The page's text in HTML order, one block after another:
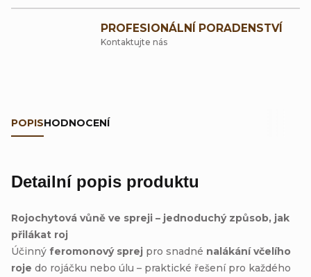
PROFESIONÁLNÍ PORADENSTVÍ
Kontaktujte nás
POPISHODNOCENÍ
Detailní popis produktu
Rojochytová vůně ve spreji – jednoduchý způsob, jak
přilákat roj
Účinný feromonový sprej pro snadné nalákání včelího
roje do rojáčku nebo úlu – praktické řešení pro každého